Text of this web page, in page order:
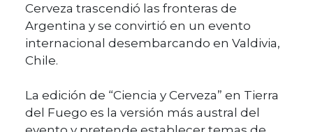
Cerveza trascendió las fronteras de
Argentina y se convirtió en un evento
internacional desembarcando en Valdivia,
Chile.
La edición de “Ciencia y Cerveza” en Tierra
del Fuego es la versión más austral del